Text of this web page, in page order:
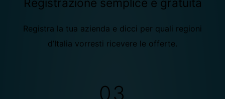
Registrazione semplice e gratuita
Registra la tua azienda e dicci per quali regioni
d’Italia vorresti ricevere le offerte.
03